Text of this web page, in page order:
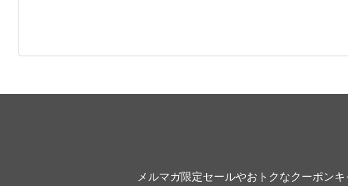
メルマガ限定セールやおトクなクーポン